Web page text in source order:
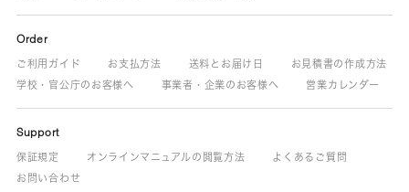
Order
ご利用ガイド お支払方法 送料とお届け日
お見積書の作成方法
学校・官公庁のお客様へ
事業者・企業のお客様へ 営業カレンダー
Support
保証規定 オンラインマニュアルの閲覧方法
よくあるご質問
お問い合わせ